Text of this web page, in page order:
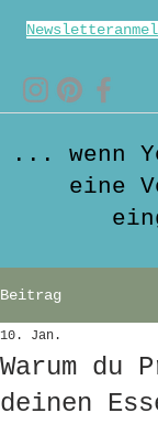
... wenn
eine
Beitrag
Warum du
deinen
10. Jan.